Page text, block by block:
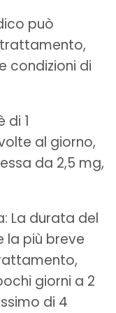
può
condizioni di
di 1
al giorno,
da 2,5 mg,
La durata del
la più breve
giorni a 2
di 4